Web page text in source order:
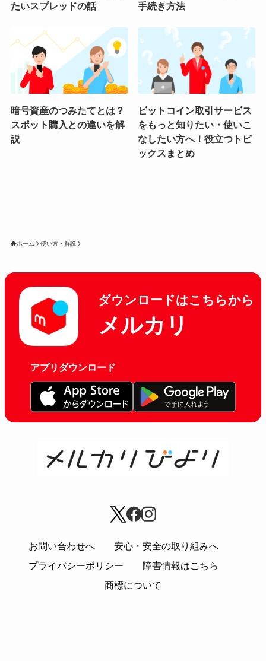
たいスプレッドの話
手続き方法
暗号資産のつみたてとは？
スポット購入との違いを解
説
ビットコイン取引サービス
をもっと知りたい・使いこ
なしたい方へ！役立つトピ
ックスまとめ
ホーム 使い方・解説
ダウンロードはこちらから
メルカリ
アプリダウンロード
お問い合わせへ
安心・安全の取り組みへ
プライバシーポリシー
障害情報はこちら
商標について